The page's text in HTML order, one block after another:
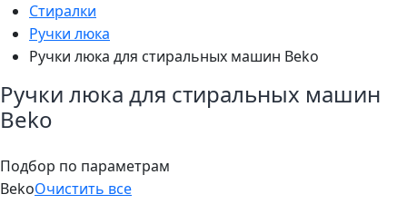
Стиралки
Ручки люка
Ручки люка для стиральных машин Beko
Ручки люка для стиральных машин
Beko
Подбор по параметрам
BekoОчистить все